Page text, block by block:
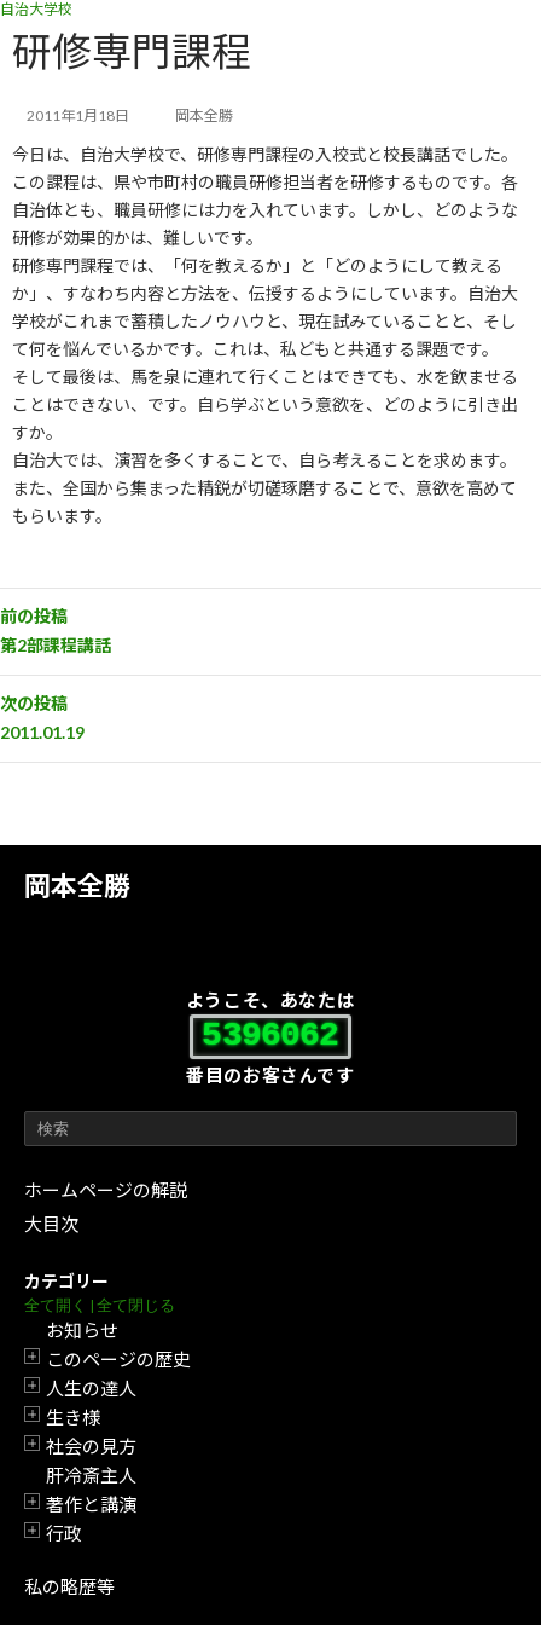
コ
ン
テ
ス
キ
ッ
プ
ナ
ビ
ゲ
ン
に
移
動
岡本全勝
ようこそ、あなたは
5396062
番目のお客さんです
ホームページの解説
大目次
カテゴリー
全て開く | 全て閉じる
お知らせ
開閉
このページの歴史
開閉
人生の達人
開閉
生き様
開閉
社会の見方
肝冷斎主人
開閉
著作と講演
開閉
行政
私の略歴等
自治大学校
研修専門課程
2011年1月18日 岡本全勝
今日は、自治大学校で、研修専門課程の入校式と校長講話でした。
この課程は、県や市町村の職員研修担当者を研修するものです。各
自治体とも、職員研修には力を入れています。しかし、どのような
研修が効果的かは、難しいです。
研修専門課程では、「何を教えるか」と「どのようにして教える
か」、すなわち内容と方法を、伝授するようにしています。自治大
学校がこれまで蓄積したノウハウと、現在試みていることと、そし
て何を悩んでいるかです。これは、私どもと共通する課題です。
そして最後は、馬を泉に連れて行くことはできても、水を飲ませる
ことはできない、です。自ら学ぶという意欲を、どのように引き出
すか。
自治大では、演習を多くすることで、自ら考えることを求めます。
また、全国から集まった精鋭が切磋琢磨することで、意欲を高めて
もらいます。
前の投稿
第2部課程講話
次の投稿
2011.01.19